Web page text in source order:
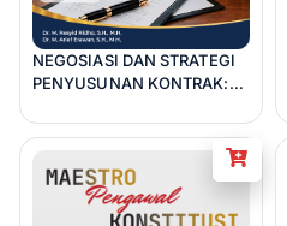
NEGOSIASI DAN STRATEGI
PENYUSUNAN KONTRAK:
Komprehensif